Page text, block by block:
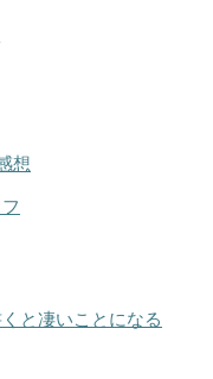
想
と凄いことになる